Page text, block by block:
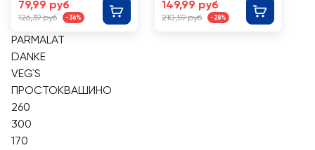
79,99 руб
126,39 руб -36%
149,99 руб
210,59 руб -28%
PARMALAT
DANKE
VEG`S
ПРОСТОКВАШИНО
260
300
170